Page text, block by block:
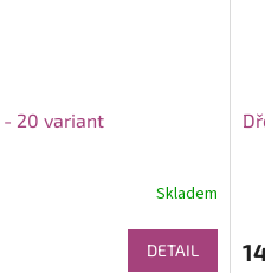
- 20 variant
Skladem
DETAIL